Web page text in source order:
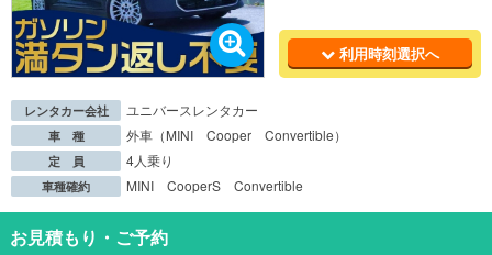
利用時刻選択へ
レンタカー会社 ユニバースレンタカー
車 種 外車（MINI Cooper Convertible）
定 員 4人乗り
車種確約 MINI CooperS Convertible
お見積もり・ご予約